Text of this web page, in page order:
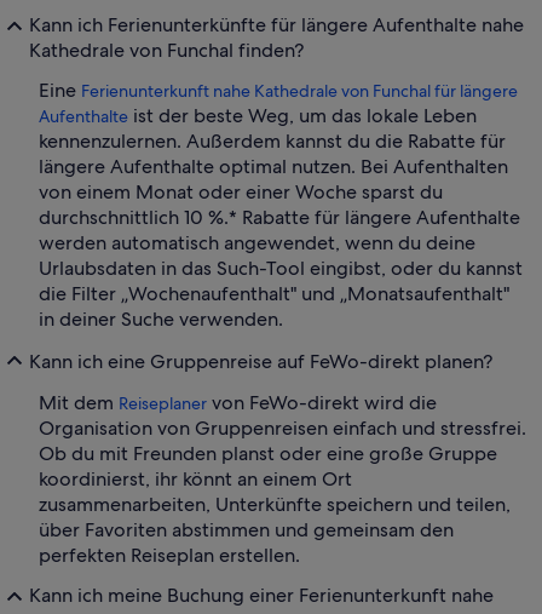
Kann ich Ferienunterkünfte für längere Aufenthalte nahe
Kathedrale von Funchal finden?
Eine Ferienunterkunft nahe Kathedrale von Funchal für längere
Aufenthalte ist der beste Weg, um das lokale Leben
kennenzulernen. Außerdem kannst du die Rabatte für
längere Aufenthalte optimal nutzen. Bei Aufenthalten
von einem Monat oder einer Woche sparst du
durchschnittlich 10 %.* Rabatte für längere Aufenthalte
werden automatisch angewendet, wenn du deine
Urlaubsdaten in das Such-Tool eingibst, oder du kannst
die Filter „Wochenaufenthalt" und „Monatsaufenthalt"
in deiner Suche verwenden.
Kann ich eine Gruppenreise auf FeWo-direkt planen?
Mit dem Reiseplaner von FeWo-direkt wird die
Organisation von Gruppenreisen einfach und stressfrei.
Ob du mit Freunden planst oder eine große Gruppe
koordinierst, ihr könnt an einem Ort
zusammenarbeiten, Unterkünfte speichern und teilen,
über Favoriten abstimmen und gemeinsam den
perfekten Reiseplan erstellen.
Kann ich meine Buchung einer Ferienunterkunft nahe